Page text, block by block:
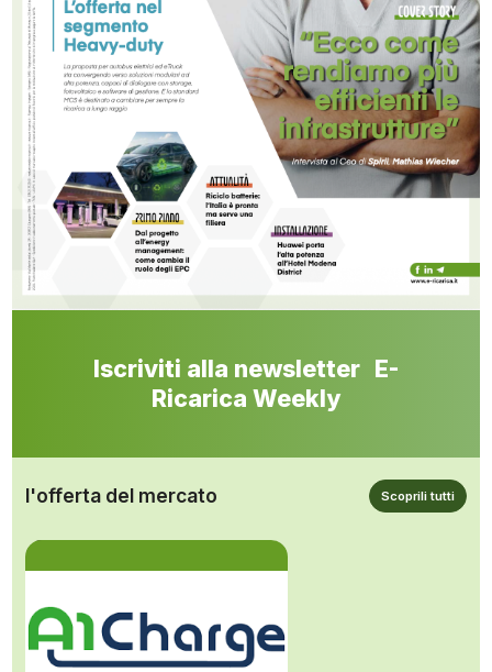
Iscriviti alla newsletter E-
Ricarica Weekly
l'offerta del mercato Scoprili tutti